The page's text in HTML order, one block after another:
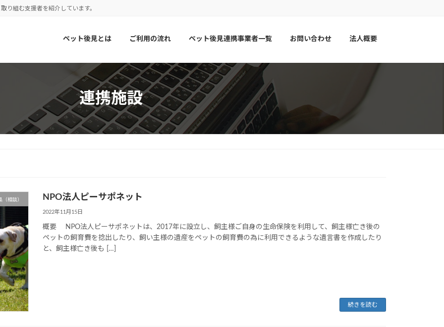
り組む支援者を紹介しています。
ペット後見とは ご利用の流れ ペット後見連携事業者一覧 お問い合わせ 法人概要
連携施設
（相談） NPO法人ピーサポネット
2022年11月15日
概要 NPO法人ピーサポネットは、2017年に設立し、飼主様ご自身の生命保険を利用して、飼主様亡き後の
ペットの飼育費を捻出したり、飼い主様の遺産をペットの飼育費の為に利用できるような遺言書を作成したり
と、飼主様亡き後も […]
続きを読む